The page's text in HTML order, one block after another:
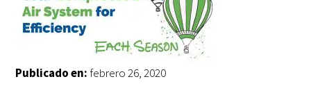
Publicado en: febrero 26, 2020